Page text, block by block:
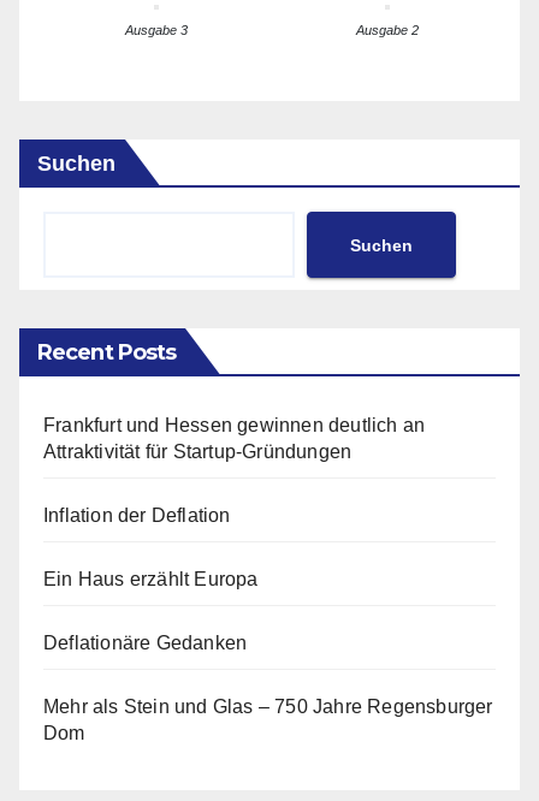
Ausgabe 3 Ausgabe 2
Suchen
Suchen
Recent Posts
Frankfurt und Hessen gewinnen deutlich an
Attraktivität für Startup-Gründungen
Inflation der Deflation
Ein Haus erzählt Europa
Deflationäre Gedanken
Mehr als Stein und Glas – 750 Jahre Regensburger
Dom